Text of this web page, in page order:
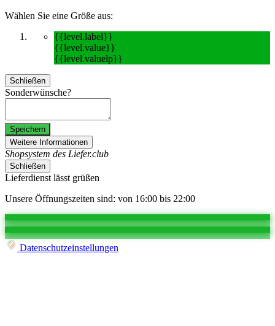
Wählen Sie eine Größe aus:
{{level.label}}
{{level.value}}
{{level.valuelp}}
Schließen
Sonderwünsche?
Speichern
Weitere Informationen
Shopsystem des Liefer.club
Schließen
Lieferdienst lässt grüßen
Unsere Öffnungszeiten sind: von 16:00 bis 22:00
Datenschutzeinstellungen